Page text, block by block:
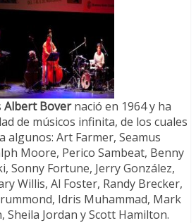
Albert Bovernació en 1964 y ha
de músicos infinita, de los cuales
algunos: Art Farmer, Seamus
Moore, Perico Sambeat, Benny
Sonny Fortune, Jerry González,
Willis, Al Foster, Randy Brecker,
Idris Muhammad, Mark
Sheila Jordan y Scott Hamilton.